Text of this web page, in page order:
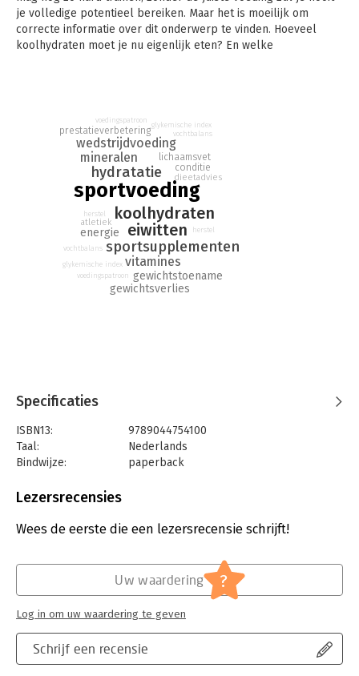
je volledige potentieel bereiken. Maar het is moeilijk om
correcte informatie over dit onderwerp te vinden. Hoeveel
koolhydraten moet je nu eigenlijk eten? En welke
aandacht aan hoeveel koolhydraten, eiwitten, vitamines,
mineralen en sportsupplementen je nodig hebt en legt uit hoe
je altijd goed gehydrateerd blijft tijdens het sporten.
Bovendien krijg je tips over hoe je je het best kunt
voorbereiden op wedstrijden en om je optimale gewicht te
Of je nu een competitief atleet bent of gewoon regelmatig
sport in je vrije tijd, met dit boek til je je prestaties naar een
hoger niveau!
Anita Bean is een gerenommeerd diëtiste en atlete. Na haar
carrière als bodybuildingkampioene startte ze haar eigen
sportvoeding
koolhydraten
eiwitten
hydratatie
sportsupplementen
vitamines
mineralen
wedstrijdvoeding
energie
gewichtstoename
gewichtsverlies
lichaamsvet
conditie
prestatieverbetering
atletiek
dieetadvies
voedingspatroon
glykemische index
vochtbalans
herstel
voedingspatroon
glykemische index
vochtbalans
herstel
Specificaties
ISBN13:
9789044754100
Taal:
Nederlands
Bindwijze:
paperback
Uitgever:
Verschijningsdatum:
20-2-2020
Sport, hobby, lifestyle
Lezersrecensies
Wees de eerste die een lezersrecensie schrijft!
Schrijf een recensie
Uw waardering ?
Log in om uw waardering te geven